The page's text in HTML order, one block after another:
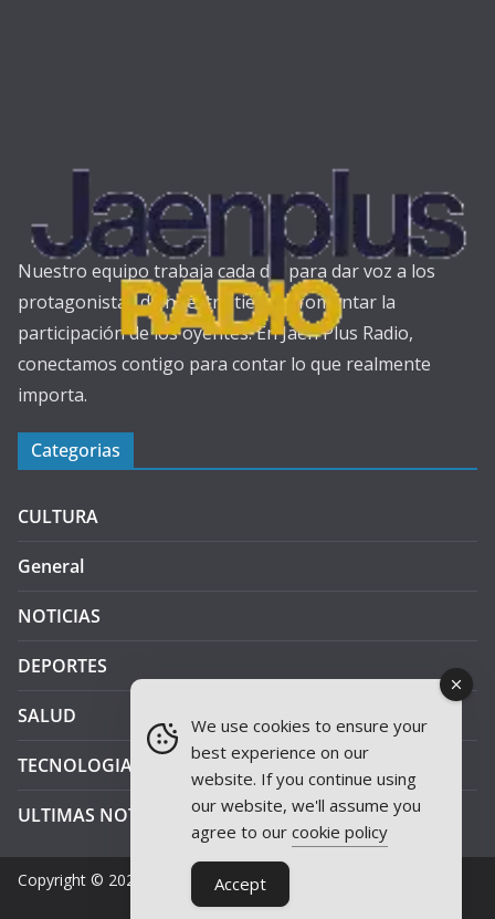
Nuestro equipo trabaja cada día para dar voz a los
protagonistas de nuestra tierra y fomentar la
participación de los oyentes. En Jaén Plus Radio,
conectamos contigo para contar lo que realmente
importa.
Categorias
CULTURA
General
NOTICIAS
DEPORTES
SALUD
TECNOLOGIA
ULTIMAS NOTICIAS
Copyright © 2026 JAEN PLUS RADIO
We use cookies to ensure your
best experience on our
website. If you continue using
our website, we'll assume you
agree to our cookie policy
Accept